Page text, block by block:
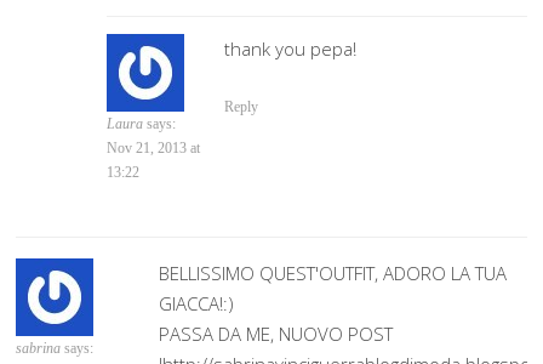
Laura says:
Nov 21, 2013 at
13:22
thank you pepa!
Reply
sabrina says:
BELLISSIMO QUEST'OUTFIT, ADORO LA TUA
GIACCA!:)
PASSA DA ME, NUOVO POST